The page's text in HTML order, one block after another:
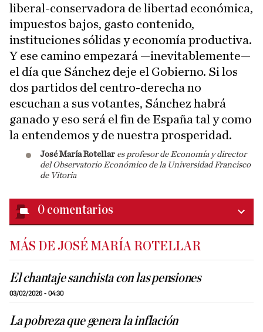
liberal-conservadora de libertad económica,
impuestos bajos, gasto contenido,
instituciones sólidas y economía productiva.
Y ese camino empezará —inevitablemente—
el día que Sánchez deje el Gobierno. Si los
dos partidos del centro-derecha no
escuchan a sus votantes, Sánchez habrá
ganado y eso será el fin de España tal y como
la entendemos y de nuestra prosperidad.
José María Rotellar es profesor de Economía y director
del Observatorio Económico de la Universidad Francisco
de Vitoria
0 comentarios
MÁS DE JOSÉ MARÍA ROTELLAR
El chantaje sanchista con las pensiones
03/02/2026 - 04:30
La pobreza que genera la inflación